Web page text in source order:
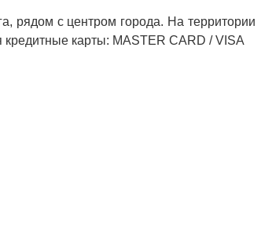
рядом с центром города. На территории
кредитные карты: MASTER CARD / VISA